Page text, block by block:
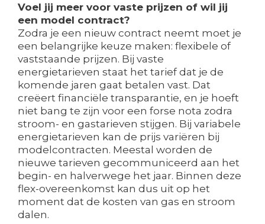
Voel jij meer voor vaste prijzen of wil jij
een model contract?
Zodra je een nieuw contract neemt moet je
een belangrijke keuze maken: flexibele of
vaststaande prijzen. Bij vaste
energietarieven staat het tarief dat je de
komende jaren gaat betalen vast. Dat
creëert financiële transparantie, en je hoeft
niet bang te zijn voor een forse nota zodra
stroom- en gastarieven stijgen. Bij variabele
energietarieven kan de prijs variëren bij
modelcontracten. Meestal worden de
nieuwe tarieven gecommuniceerd aan het
begin- en halverwege het jaar. Binnen deze
flex-overeenkomst kan dus uit op het
moment dat de kosten van gas en stroom
dalen.